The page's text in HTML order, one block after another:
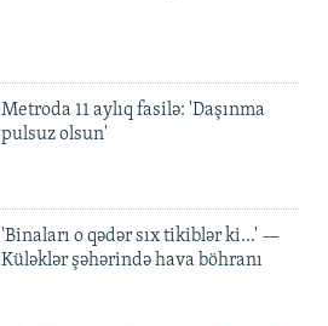
Metroda 11 aylıq fasilə: 'Daşınma
pulsuz olsun'
'Binaları o qədər sıx tikiblər ki...' —
Küləklər şəhərində hava böhranı